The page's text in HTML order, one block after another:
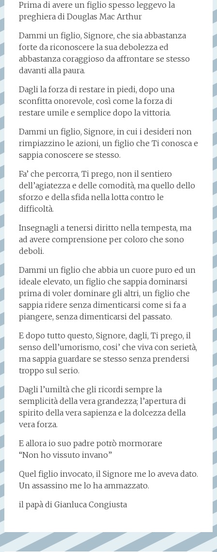
Prima di avere un figlio spesso leggevo la
preghiera di Douglas Mac Arthur
Dammi un figlio, Signore, che sia abbastanza
forte da riconoscere la sua debolezza ed
abbastanza coraggioso da affrontare se stesso
davanti alla paura.
Dagli la forza di restare in piedi, dopo una
sconfitta onorevole, così come la forza di
restare umile e semplice dopo la vittoria.
Dammi un figlio, Signore, in cui i desideri non
rimpiazzino le azioni, un figlio che Ti conosca e
sappia conoscere se stesso.
Fa’ che percorra, Ti prego, non il sentiero
dell’agiatezza e delle comodità, ma quello dello
sforzo e della sfida nella lotta contro le
difficoltà.
Insegnagli a tenersi diritto nella tempesta, ma
ad avere comprensione per coloro che sono
deboli.
Dammi un figlio che abbia un cuore puro ed un
ideale elevato, un figlio che sappia dominarsi
prima di voler dominare gli altri, un figlio che
sappia ridere senza dimenticarsi come si fa a
piangere, senza dimenticarsi del passato.
E dopo tutto questo, Signore, dagli, Ti prego, il
senso dell’umorismo, cosi’ che viva con serietà,
ma sappia guardare se stesso senza prendersi
troppo sul serio.
Dagli l’umiltà che gli ricordi sempre la
semplicità della vera grandezza; l’apertura di
spirito della vera sapienza e la dolcezza della
vera forza.
E allora io suo padre potrò mormorare
“Non ho vissuto invano”
Quel figlio invocato, il Signore me lo aveva dato.
Un assassino me lo ha ammazzato.
il papà di Gianluca Congiusta